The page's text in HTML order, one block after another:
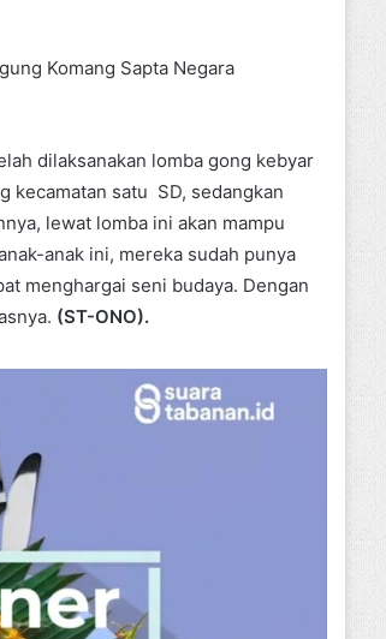
Komang Sapta Negara
dilaksanakan lomba gong kebyar
kecamatan satu SD, sedangkan
lewat lomba ini akan mampu
anak ini, mereka sudah punya
menghargai seni budaya. Dengan
(ST-ONO).